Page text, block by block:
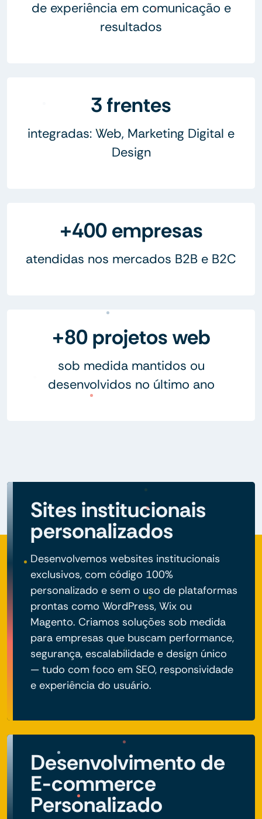
de experiência em comunicação e
resultados
3 frentes
integradas: Web, Marketing Digital e
Design
+400 empresas
atendidas nos mercados B2B e B2C
+80 projetos web
sob medida mantidos ou
desenvolvidos no último ano
Sites institucionais
personalizados
Desenvolvemos websites institucionais
exclusivos, com código 100%
personalizado e sem o uso de plataformas
prontas como WordPress, Wix ou
Magento. Criamos soluções sob medida
para empresas que buscam performance,
segurança, escalabilidade e design único
— tudo com foco em SEO, responsividade
e experiência do usuário.
Desenvolvimento de
E-commerce
Personalizado